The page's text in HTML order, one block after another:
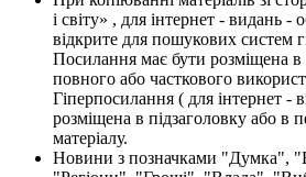
і світу» , для інтернет - видань -
відкрите для пошукових систем
Посилання має бути розміщена в
повного або часткового
Гіперпосилання ( для інтернет -
розміщена в підзаголовку або в
матеріалу.
Новини з позначками "Думка",